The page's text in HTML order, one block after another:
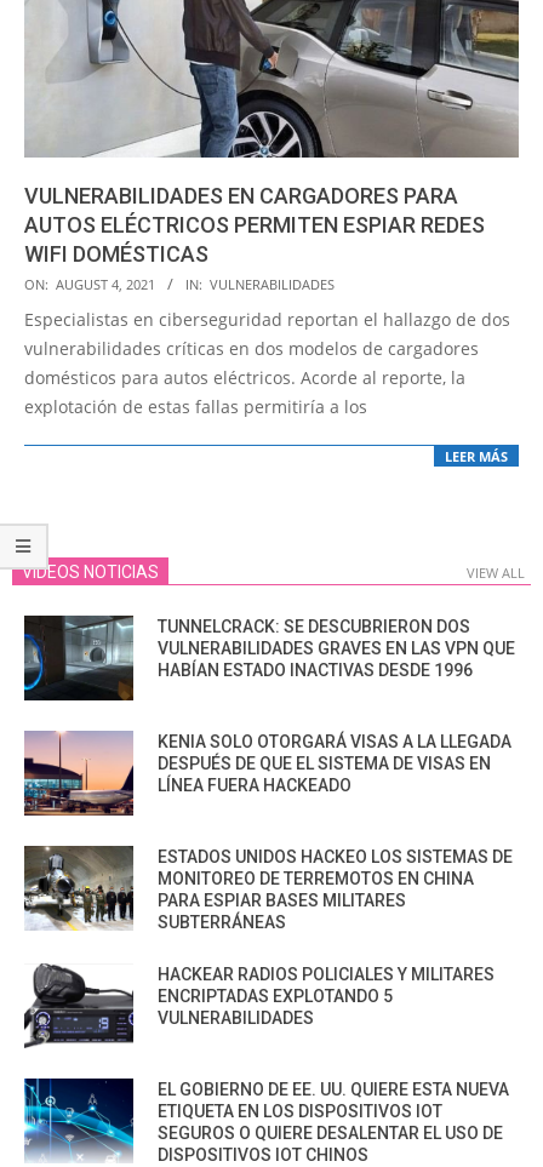
VULNERABILIDADES EN CARGADORES PARA
AUTOS ELÉCTRICOS PERMITEN ESPIAR REDES
WIFI DOMÉSTICAS
2021-
08-
ON: AUGUST 4, 2021 IN: VULNERABILIDADES
Especialistas en ciberseguridad reportan el hallazgo de dos
vulnerabilidades críticas en dos modelos de cargadores
domésticos para autos eléctricos. Acorde al reporte, la
explotación de estas fallas permitiría a los
LEER MÁS
VIDEOS NOTICIAS VIEW ALL
TUNNELCRACK: SE DESCUBRIERON DOS
VULNERABILIDADES GRAVES EN LAS VPN QUE
HABÍAN ESTADO INACTIVAS DESDE 1996
KENIA SOLO OTORGARÁ VISAS A LA LLEGADA
DESPUÉS DE QUE EL SISTEMA DE VISAS EN
LÍNEA FUERA HACKEADO
ESTADOS UNIDOS HACKEO LOS SISTEMAS DE
MONITOREO DE TERREMOTOS EN CHINA
PARA ESPIAR BASES MILITARES
SUBTERRÁNEAS
HACKEAR RADIOS POLICIALES Y MILITARES
ENCRIPTADAS EXPLOTANDO 5
VULNERABILIDADES
EL GOBIERNO DE EE. UU. QUIERE ESTA NUEVA
ETIQUETA EN LOS DISPOSITIVOS IOT
SEGUROS O QUIERE DESALENTAR EL USO DE
DISPOSITIVOS IOT CHINOS